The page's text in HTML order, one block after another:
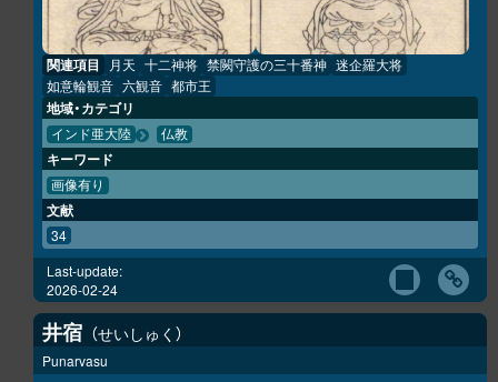
関連項目 月天 十二神将 禁闕守護の三十番神 迷企羅大将
如意輪観音 六観音 都市王
地域・カテゴリ
インド亜大陸 仏教
キーワード
画像有り
文献
34
Last-update:
2026-02-24
井宿 せいしゅく
Punarvasu